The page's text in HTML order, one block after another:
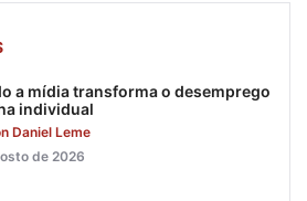
a mídia transforma o desemprego
individual
Daniel Leme
de 2026